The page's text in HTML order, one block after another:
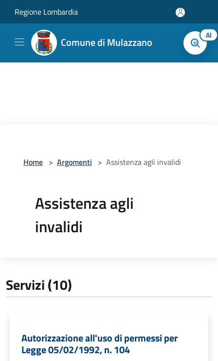
Regione Lombardia
Comune di Mulazzano AI
Home > Argomenti > Assistenza agli invalidi
Assistenza agli
invalidi
Servizi (10)
Autorizzazione all'uso di permessi per
Legge 05/02/1992, n. 104